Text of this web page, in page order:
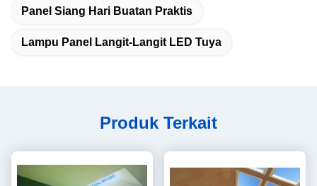
Panel Siang Hari Buatan Praktis
Lampu Panel Langit-Langit LED Tuya
Produk Terkait